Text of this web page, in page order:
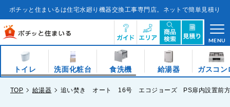
テ
に
ス
キ
プ
ポチッと住まいるは住宅水廻り機器交換工事専門店。ネットで簡単見積り
MENU
トイレ 洗面化粧台 食洗機 給湯器 ガスコン
TOP 給湯器 追い焚き オート 16号 エコジョーズ PS扉内設置前